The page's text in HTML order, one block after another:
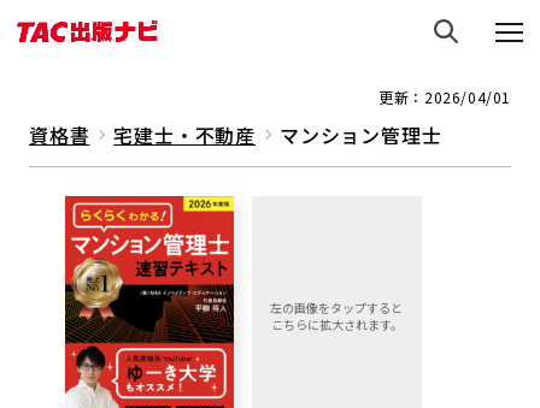
更新：2026/04/01
資格書 宅建士・不動産 マンション管理士